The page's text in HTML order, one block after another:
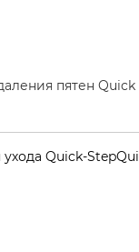
пятен